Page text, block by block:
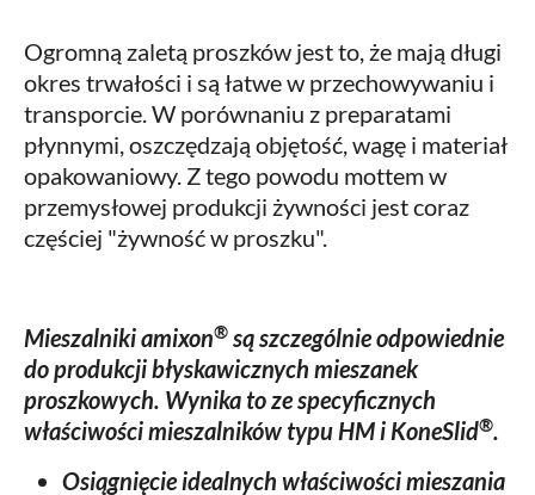
Ogromną zaletą proszków jest to, że mają długi
okres trwałości i są łatwe w przechowywaniu i
transporcie. W porównaniu z preparatami
płynnymi, oszczędzają objętość, wagę i materiał
opakowaniowy. Z tego powodu mottem w
przemysłowej produkcji żywności jest coraz
częściej "żywność w proszku".
Mieszalniki amixon® są szczególnie odpowiednie
do produkcji błyskawicznych mieszanek
proszkowych. Wynika to ze specyficznych
właściwości mieszalników typu HM i KoneSlid®.
Osiągnięcie idealnych właściwości mieszania